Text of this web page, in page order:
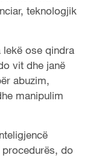
teknologjik
ose qindra
vit dhe janë
abuzim,
manipulim
do